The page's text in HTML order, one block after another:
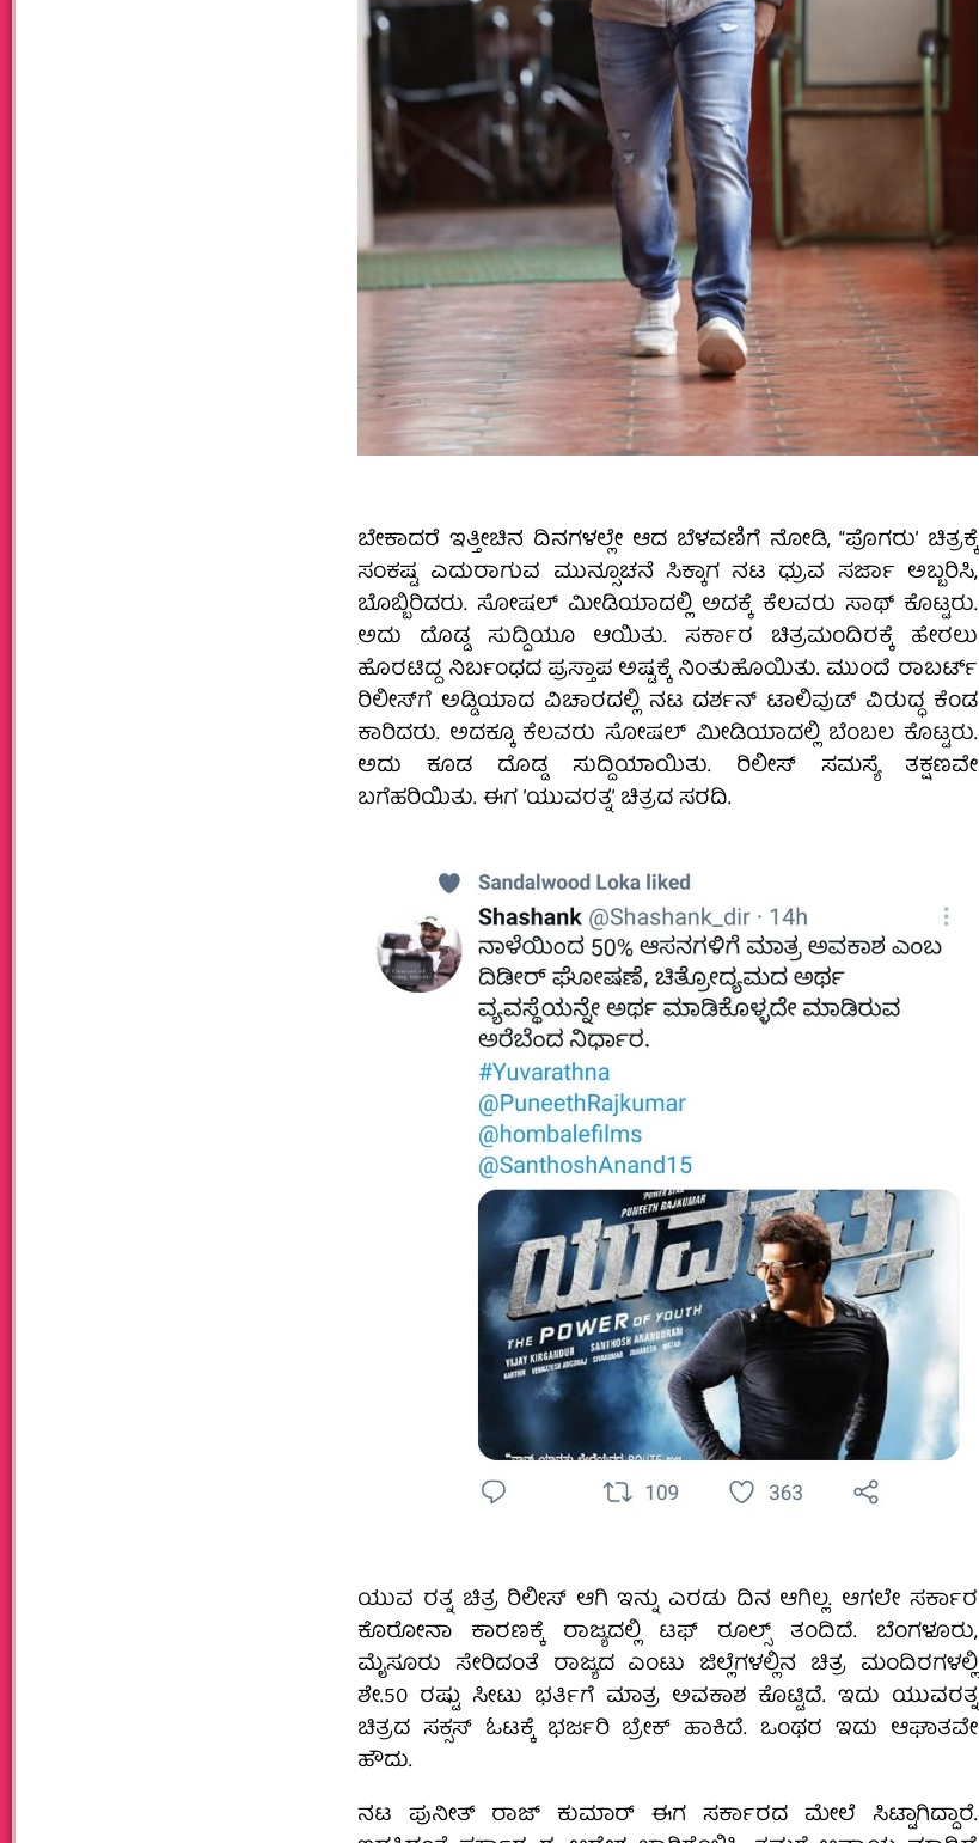
ಬೇಕಾದರೆ ಇತ್ತೀಚಿನ ದಿನಗಳಲ್ಲೇ ಆದ ಬೆಳವಣಿಗೆ ನೋಡಿ, “ಪೊಗರುʼ ಚಿತ್ರಕ್ಕೆ
ಸಂಕಷ್ಟ ಎದುರಾಗುವ ಮುನ್ಸೂಚನೆ ಸಿಕ್ಕಾಗ ನಟ ಧ್ರುವ ಸರ್ಜಾ ಅಬ್ಬರಿಸಿ,
ಬೊಬ್ಬಿರಿದರು. ಸೋಷಲ್‌ ಮೀಡಿಯಾದಲ್ಲಿ ಅದಕ್ಕೆ ಕೆಲವರು ಸಾಥ್‌ ಕೊಟ್ಟರು.
ಅದು ದೊಡ್ಡ ಸುದ್ದಿಯೂ ಆಯಿತು. ಸರ್ಕಾರ ಚಿತ್ರಮಂದಿರಕ್ಕೆ ಹೇರಲು
ಹೊರಟಿದ್ದ ನಿರ್ಬಂಧದ ಪ್ರಸ್ತಾಪ ಅಷ್ಟಕ್ಕೆ ನಿಂತುಹೊಯಿತು. ಮುಂದೆ ರಾಬರ್ಟ್‌
ರಿಲೀಸ್‌ಗೆ ಅಡ್ಡಿಯಾದ ವಿಚಾರದಲ್ಲಿ ನಟ ದರ್ಶನ್‌ ಟಾಲಿವುಡ್‌ ವಿರುದ್ಧ ಕೆಂಡ
ಕಾರಿದರು. ಅದಕ್ಕೂ ಕೆಲವರು ಸೋಷಲ್‌ ಮೀಡಿಯಾದಲ್ಲಿ ಬೆಂಬಲ ಕೊಟ್ಟರು.
ಅದು ಕೂಡ ದೊಡ್ಡ ಸುದ್ದಿಯಾಯಿತು. ರಿಲೀಸ್‌ ಸಮಸ್ಯೆ ತಕ್ಷಣವೇ
ಬಗೆಹರಿಯಿತು. ಈಗ ʼಯುವರತ್ನʼ ಚಿತ್ರದ ಸರದಿ.
ಯುವ ರತ್ನ ಚಿತ್ರ ರಿಲೀಸ್‌ ಆಗಿ ಇನ್ನು ಎರಡು ದಿನ ಆಗಿಲ್ಲ. ಆಗಲೇ ಸರ್ಕಾರ
ಕೊರೋನಾ ಕಾರಣಕ್ಕೆ ರಾಜ್ಯದಲ್ಲಿ ಟಫ್‌ ರೂಲ್ಸ್‌ ತಂದಿದೆ. ಬೆಂಗಳೂರು,
ಮೈಸೂರು ಸೇರಿದಂತೆ ರಾಜ್ಯದ ಎಂಟು ಜಿಲ್ಲೆಗಳಲ್ಲಿನ ಚಿತ್ರ ಮಂದಿರಗಳಲ್ಲಿ
ಶೇ.50 ರಷ್ಟು ಸೀಟು ಭರ್ತಿಗೆ ಮಾತ್ರ ಅವಕಾಶ ಕೊಟ್ಟಿದೆ. ಇದು ಯುವರತ್ನ
ಚಿತ್ರದ ಸಕ್ಸಸ್‌ ಓಟಕ್ಕೆ ಭರ್ಜರಿ ಬ್ರೇಕ್‌ ಹಾಕಿದೆ. ಒಂಥರ ಇದು ಆಘಾತವೇ
ಹೌದು.
ನಟ ಪುನೀತ್‌ ರಾಜ್‌ ಕುಮಾರ್‌ ಈಗ ಸರ್ಕಾರದ ಮೇಲೆ ಸಿಟ್ಟಾಗಿದ್ದಾರೆ.